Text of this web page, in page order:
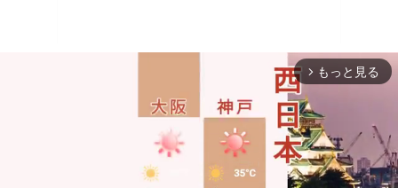
arrow_forward_ios もっと見る